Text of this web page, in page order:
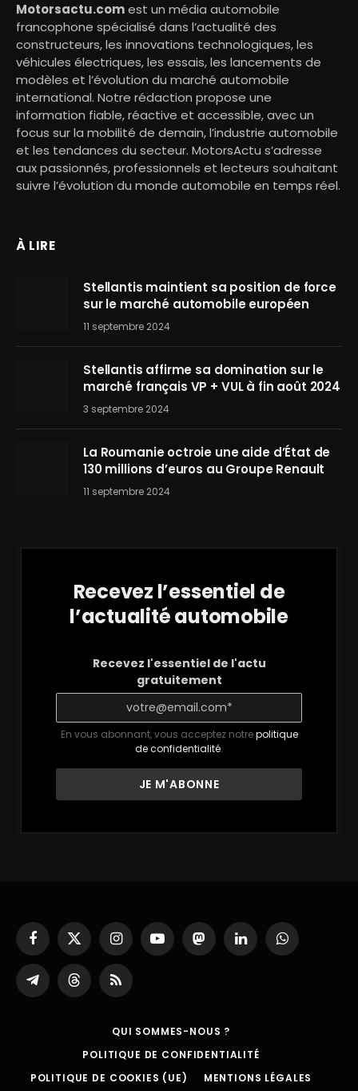
Motorsactu.comest un média automobile
francophone spécialisé dans l’actualité des
constructeurs, les innovations technologiques, les
véhicules électriques, les essais, les lancements de
modèles et l’évolution du marché automobile
international. Notre rédaction propose une
information fiable, réactive et accessible, avec un
focus sur la mobilité de demain, l’industrie automobile
et les tendances du secteur. MotorsActu s’adresse
aux passionnés, professionnels et lecteurs souhaitant
suivre l’évolution du monde automobile en temps réel.
À LIRE
Stellantis maintient sa position de force
sur le marché automobile européen
11 septembre 2024
Stellantis affirme sa domination sur le
marché français VP + VUL à fin août 2024
3 septembre 2024
La Roumanie octroie une aide d’État de
130 millions d’euros au Groupe Renault
11 septembre 2024
Recevez l’essentiel de
l’actualité automobile
Recevez l'essentiel de l'actu
gratuitement
En vous abonnant, vous acceptez notrepolitique
de confidentialité.
Facebook
X
(Twitter)
InstagramYouTubeMastodonLinkedInWhatsApp
Partager
sur
ThreadsRSS
QUI SOMMES-NOUS ?
POLITIQUE DE CONFIDENTIALITÉ
POLITIQUE DE COOKIES (UE)
MENTIONS LÉGALES